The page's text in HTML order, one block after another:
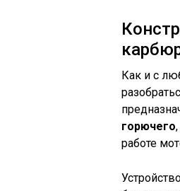
Как и с
горючего
работе